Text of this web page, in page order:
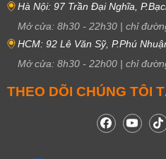
Hà Nội: 97 Trần Đại Nghĩa,
Mở cửa: 8h30 - 22h30 | chỉ
HCM: 92 Lê Văn Sỹ, P.Phú
Mở cửa: 8h30 - 22h00 | chỉ
THEO DÕI CHÚNG TÔI